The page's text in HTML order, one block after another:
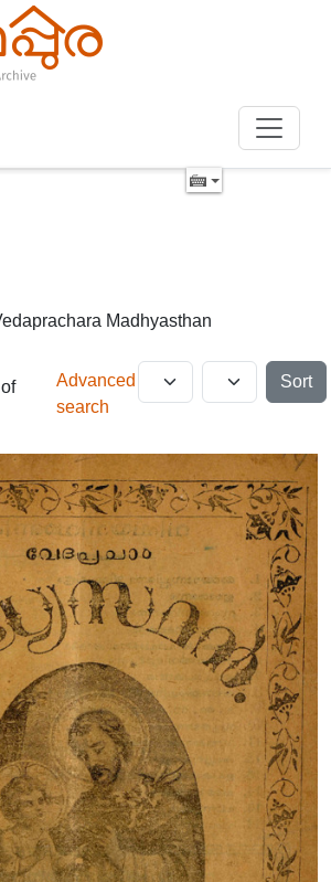
Madhyasthan
Advanced
search
Sort